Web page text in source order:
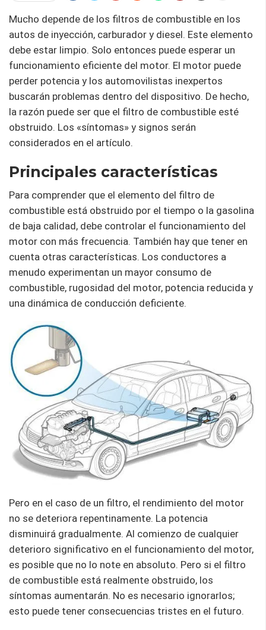
Mucho depende de los filtros de combustible en los
autos de inyección, carburador y diesel. Este elemento
debe estar limpio. Solo entonces puede esperar un
funcionamiento eficiente del motor. El motor puede
perder potencia y los automovilistas inexpertos
buscarán problemas dentro del dispositivo. De hecho,
la razón puede ser que el filtro de combustible esté
obstruido. Los «síntomas» y signos serán
considerados en el artículo.
Principales características
Para comprender que el elemento del filtro de
combustible está obstruido por el tiempo o la gasolina
de baja calidad, debe controlar el funcionamiento del
motor con más frecuencia. También hay que tener en
cuenta otras características. Los conductores a
menudo experimentan un mayor consumo de
combustible, rugosidad del motor, potencia reducida y
una dinámica de conducción deficiente.
Pero en el caso de un filtro, el rendimiento del motor
no se deteriora repentinamente. La potencia
disminuirá gradualmente. Al comienzo de cualquier
deterioro significativo en el funcionamiento del motor,
es posible que no lo note en absoluto. Pero si el filtro
de combustible está realmente obstruido, los
síntomas aumentarán. No es necesario ignorarlos;
esto puede tener consecuencias tristes en el futuro.